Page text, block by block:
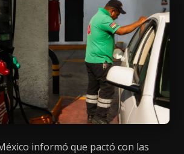
informó que pactó con las